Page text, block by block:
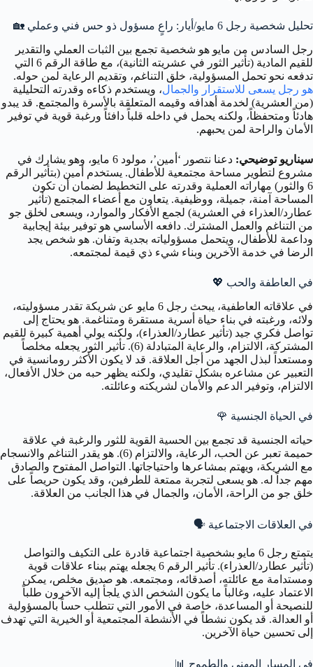
تحليل شخصية رجل 6 مايو/أيار: راعٍ مسؤول ذو حس فني وعملي 🏡
رجل السادس من مايو هو شخصية تجمع بين الثبات العملي والتقدير
للقيم المادية (تأثير الثور في عشريته الثانية)، مع طاقة الرقم 6 التي
تدفعه نحو تحمل المسؤولية، خلق التناغم، وتقديم الرعاية لمن حوله.
هو رجل يسعى للاستقرار والجمال، ويستخدم ذكاءه وقدرته التحليلية
(من العشرية) لخدمة أهدافه وقيمه المتعلقة بالأسرة والمجتمع. قد يبدو
هادئاً ومتحفظاً، ولكنه يحمل في داخله قلباً دافئاً ورغبة قوية في توفير
الأمان والراحة لمن يحبهم.
سيناريو توضيحي:
دعنا نتصور ‘أمين’، مولود 6 مايو، وهو يشارك في
مشروع لتطوير مساحة مجتمعية للأطفال. يستخدم أمين (بتأثير الرقم
6 والثور) مهاراته العملية وقدرته على التخطيط لضمان أن تكون
المساحة آمنة، جميلة، ووظيفية. يتعاون مع أعضاء المجتمع (تأثير
عطارد/العذراء في العشرية) لجمع الأفكار والموارد، ويسعى لخلق جو
من التناغم والعمل المشترك. دافعه الأساسي هو توفير بيئة إيجابية
وداعمة للأطفال، ويتحمل مسؤولياته بجدية وتفان. هو شخص يجد
الرضا في خدمة الآخرين وبناء شيء ذي قيمة لمجتمعه.
في العاطفة والحب 💖
في علاقاته العاطفية، يبحث رجل 6 مايو عن شريكة تقدر مسؤوليته،
ولائه، ورغبته في بناء حياة أسرية مستقرة ومتناغمة. هو يحتاج إلى
تواصل فكري جيد (تأثير عطارد/العذراء)، ولكنه يولي أهمية كبيرة للقيم
المشتركة، الالتزام، والرعاية المتبادلة (6). تأثير الثور يجعله مخلصاً
ومستعداً لبذل الجهد من أجل العلاقة. قد لا يكون الأكثر رومانسية في
التعبير عن مشاعره بشكل تقليدي، ولكنه يظهر حبه من خلال الأفعال،
الالتزام، وتوفير الدعم والأمان لشريكته وعائلته.
في الحياة الجنسية 🌹
حياته الجنسية قد تجمع بين الحسية القوية للثور والرغبة في علاقة
حميمة تعبر عن الحب، الرعاية، والالتزام (6). هو يقدر التناغم والانسجام
مع الشريكة، ويهتم بمشاعرها واحتياجاتها. التواصل المفتوح والصادق
مهم جداً له. هو يسعى لتجربة ممتعة للطرفين، وقد يكون حريصاً على
خلق جو من الراحة، الأمان، والجمال في هذا الجانب من العلاقة.
في العلاقات الاجتماعية 🗣️
يتمتع رجل 6 مايو بشخصية اجتماعية قادرة على التكيف والتواصل
(تأثير عطارد/العذراء). تأثير الرقم 6 يجعله يهتم ببناء علاقات قوية
ومستدامة مع عائلته، أصدقائه، ومجتمعه. هو صديق مخلص، يمكن
الاعتماد عليه، وغالباً ما يكون الشخص الذي يلجأ إليه الآخرون طلباً
للنصيحة أو المساعدة، خاصة في الأمور التي تتطلب حساً بالمسؤولية
أو العدالة. قد يكون نشطاً في الأنشطة المجتمعية أو الخيرية التي تهدف
إلى تحسين حياة الآخرين.
في المسار المهني والطموح 📊